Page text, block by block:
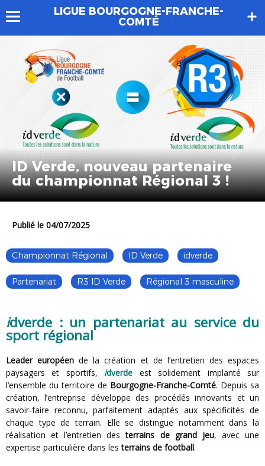
LIGUE BOURGOGNE-FRANCHE-
COMTÉ
ID Verde, nouveau partenaire
du championnat Régional 3 !
Publié le 04/07/2025
Championnat Régional ID Verde idverde
Partenariat R3 ID Verde Régional 3 masculine
idverde : un partenariat au service du
sport régional
Leader européen de la création et de l’entretien des espaces
paysagers et sportifs, idverde est solidement implanté sur
l’ensemble du territoire de Bourgogne-Franche-Comté. Depuis sa
création, l’entreprise développe des procédés innovants et un
savoir-faire reconnu, parfaitement adaptés aux spécificités de
chaque type de terrain. Elle se distingue notamment dans la
réalisation et l’entretien desterrains de grand jeu, avec une
expertise particulière dans lesterrains de football.